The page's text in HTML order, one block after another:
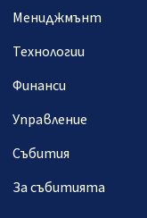
Мениджмънт
Технологии
Финанси
Управление
Събития
За събитията